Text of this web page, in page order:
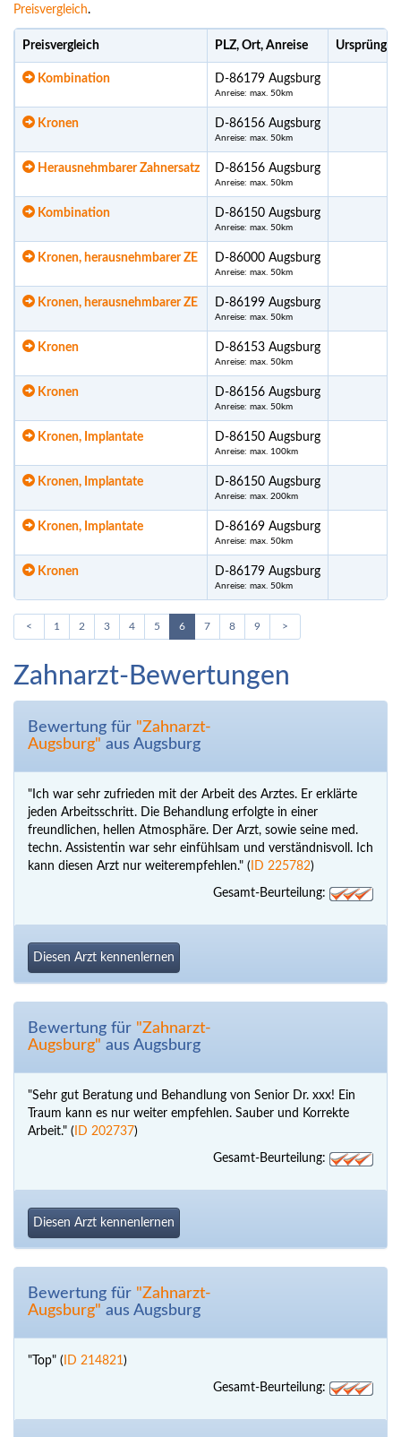
Preisvergleich.
Preisvergleich PLZ, Ort, Anreise
Kombination D-86179 Augsburg
Anreise: max. 50km
Kronen D-86156 Augsburg
Anreise: max. 50km
Herausnehmbarer Zahnersatz D-86156 Augsburg
Anreise: max. 50km
Kombination D-86150 Augsburg
Anreise: max. 50km
Kronen, herausnehmbarer ZE D-86000 Augsburg
Anreise: max. 50km
Kronen, herausnehmbarer ZE D-86199 Augsburg
Anreise: max. 50km
Kronen D-86153 Augsburg
Anreise: max. 50km
Kronen D-86156 Augsburg
Anreise: max. 50km
Kronen, Implantate D-86150 Augsburg
Anreise: max. 100km
Kronen, Implantate D-86150 Augsburg
Anreise: max. 200km
Kronen, Implantate D-86169 Augsburg
Anreise: max. 50km
Kronen D-86179 Augsburg
Anreise: max. 50km
< 1 2 3 4 5 6 7 8 9 >
Zahnarzt-Bewertungen
Bewertung für "Zahnarzt-
Augsburg" aus Augsburg
"Ich war sehr zufrieden mit der Arbeit des Arztes. Er erklärte
jeden Arbeitsschritt. Die Behandlung erfolgte in einer
freundlichen, hellen Atmosphäre. Der Arzt, sowie seine med.
techn. Assistentin war sehr einfühlsam und verständnisvoll. Ich
kann diesen Arzt nur weiterempfehlen." ( ID 225782)
Gesamt-Beurteilung:
Diesen Arzt kennenlernen
Bewertung für "Zahnarzt-
Augsburg" aus Augsburg
"Sehr gut Beratung und Behandlung von Senior Dr. xxx! Ein
Traum kann es nur weiter empfehlen. Sauber und Korrekte
Arbeit." ( ID 202737)
Gesamt-Beurteilung:
Diesen Arzt kennenlernen
Bewertung für "Zahnarzt-
Augsburg" aus Augsburg
"Top" ( ID 214821)
Gesamt-Beurteilung: